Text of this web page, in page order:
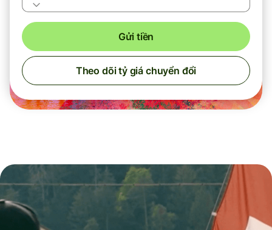
Gửi tiền
Theo dõi tỷ giá chuyển đổi